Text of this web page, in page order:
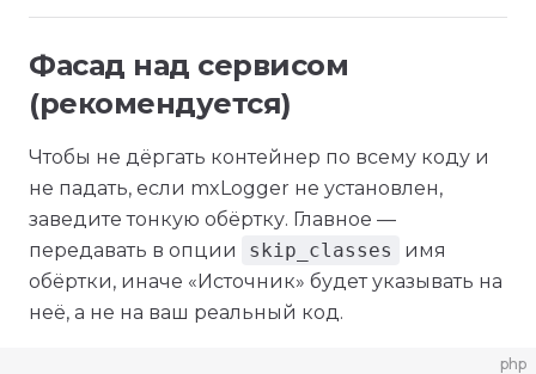
Фасад над сервисом
(рекомендуется)
Чтобы не дёргать контейнер по всему коду и
не падать, если mxLogger не установлен,
заведите тонкую обёртку. Главное —
передавать в опции
skip_classes
имя
обёртки, иначе «Источник» будет указывать на
неё, а не на ваш реальный код.
php